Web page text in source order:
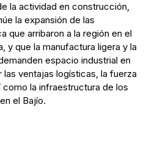
la actividad en construcción,
la expansión de las
que arribaron a la región en el
y que la manufactura ligera y la
espacio industrial en
las ventajas logísticas, la fuerza
como la infraestructura de los
el Bajío.